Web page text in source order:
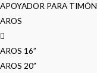
APOYADOR PARA TIMÓN
AROS
AROS 16”
AROS 20”